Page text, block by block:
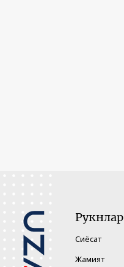
Рукнлар
Сиёсат
Жамият